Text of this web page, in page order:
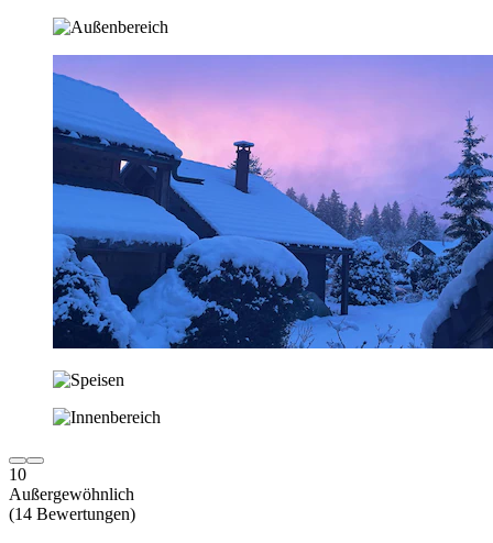
10
Außergewöhnlich
(14 Bewertungen)